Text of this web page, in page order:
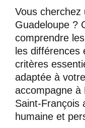
Vous cherchez
Guadeloupe ?
comprendre
les différences
critères
adaptée à
accompagne à
Saint-François
humaine et